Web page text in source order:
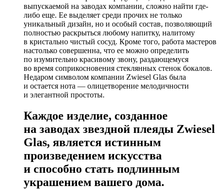
выпускаемой на заводах компании, сложно найти где-
либо еще. Ее выделяет среди прочих не только
уникальный дизайн, но и особый состав, позволяющий
полностью раскрыться любому напитку, налитому
в кристально чистый сосуд. Кроме того, работа мастеров
настолько совершенна, что ее можно определить
по изумительно красивому звону, раздающемуся
во время соприкосновения стеклянных стенок бокалов.
Недаром символом компании Zwiesel Glas была
и остается нота — олицетворение мелодичности
и элегантной простоты.
Каждое изделие, созданное
на заводах звездной плеяды Zwiesel
Glas, является истинным
произведением искусства
и способно стать подлинным
украшением вашего дома.